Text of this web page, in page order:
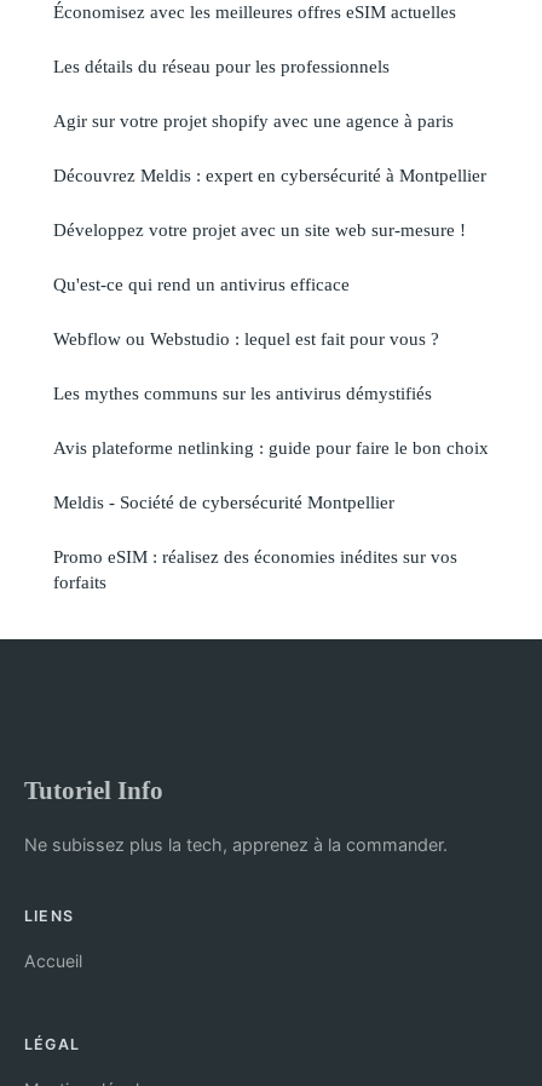
Économisez avec les meilleures offres eSIM actuelles
Les détails du réseau pour les professionnels
Agir sur votre projet shopify avec une agence à paris
Découvrez Meldis : expert en cybersécurité à Montpellier
Développez votre projet avec un site web sur-mesure !
Qu'est-ce qui rend un antivirus efficace
Webflow ou Webstudio : lequel est fait pour vous ?
Les mythes communs sur les antivirus démystifiés
Avis plateforme netlinking : guide pour faire le bon choix
Meldis - Société de cybersécurité Montpellier
Promo eSIM : réalisez des économies inédites sur vos
forfaits
Tutoriel Info
Ne subissez plus la tech, apprenez à la commander.
LIENS
Accueil
LÉGAL